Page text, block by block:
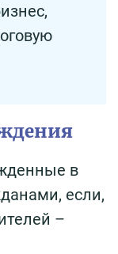
в
если,
–